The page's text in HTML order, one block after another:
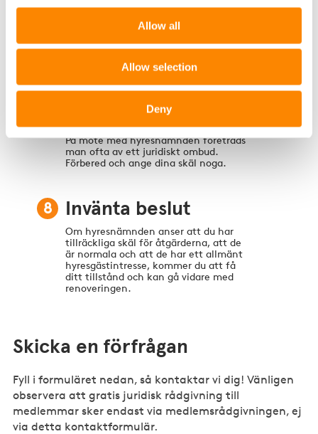
Allow all
Allow selection
Deny
ges möjlighet att yttra sig till
renoveringen återkallar du ansökan.
7
Sammanträde med
hyresnämnden
På möte med hyresnämnden företräds
man ofta av ett juridiskt ombud.
Förbered och ange dina skäl noga.
8 Invänta beslut
Om hyresnämnden anser att du har
tillräckliga skäl för åtgärderna, att de
är normala och att de har ett allmänt
hyresgästintresse, kommer du att få
ditt tillstånd och kan gå vidare med
renoveringen.
Skicka en förfrågan
Fyll i formuläret nedan, så kontaktar vi dig! Vänligen
observera att gratis juridisk rådgivning till
medlemmar sker endast via medlemsrådgivningen, ej
via detta kontaktformulär.